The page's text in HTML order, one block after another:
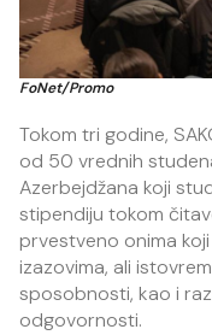
FoNet/Promo
Tokom tri godine,
od 50 vrednih
Azerbejdžana koji
stipendiju tokom
prvestveno onima
izazovima, ali
sposobnosti, kao i
odgovornosti.